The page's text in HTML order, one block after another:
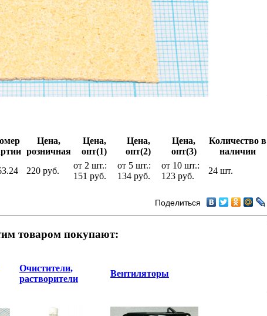
Цена,
розничная
Цена,
опт(1)
Цена,
опт(2)
Цена,
опт(3)
Количество в
наличии
220 руб.
от 2 шт.:
151 руб.
от 5 шт.:
134 руб.
от 10 шт.:
123 руб.
24 шт.
Поделиться
товаром покупают:
Очистители,
растворители
Вентиляторы